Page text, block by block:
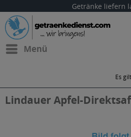
Getränke liefern
Menü
Es
Lindauer Apfel-